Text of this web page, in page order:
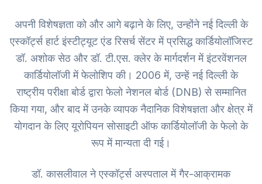
अपनी विशेषज्ञता को और आगे बढ़ाने के लिए, उन्होंने नई दिल्ली के
एस्कॉर्ट्स हार्ट इंस्टीट्यूट एंड रिसर्च सेंटर में प्रसिद्ध कार्डियोलॉजिस्ट
डॉ. अशोक सेठ और डॉ. टी.एस. क्लेर के मार्गदर्शन में इंटरवेंशनल
कार्डियोलॉजी में फेलोशिप की। 2006 में, उन्हें नई दिल्ली के
राष्ट्रीय परीक्षा बोर्ड द्वारा फेलो नेशनल बोर्ड (DNB) से सम्मानित
किया गया, और बाद में उनके व्यापक नैदानिक विशेषज्ञता और क्षेत्र में
योगदान के लिए यूरोपियन सोसाइटी ऑफ कार्डियोलॉजी के फेलो के
रूप में मान्यता दी गई।
डॉ. कासलीवाल ने एस्कॉर्ट्स अस्पताल में गैर-आक्रामक